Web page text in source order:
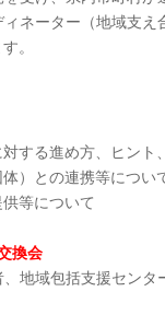
ネーター（地域支
。
する進め方、ヒント
）との連携等につい
等について
換会
地域包括支援セン